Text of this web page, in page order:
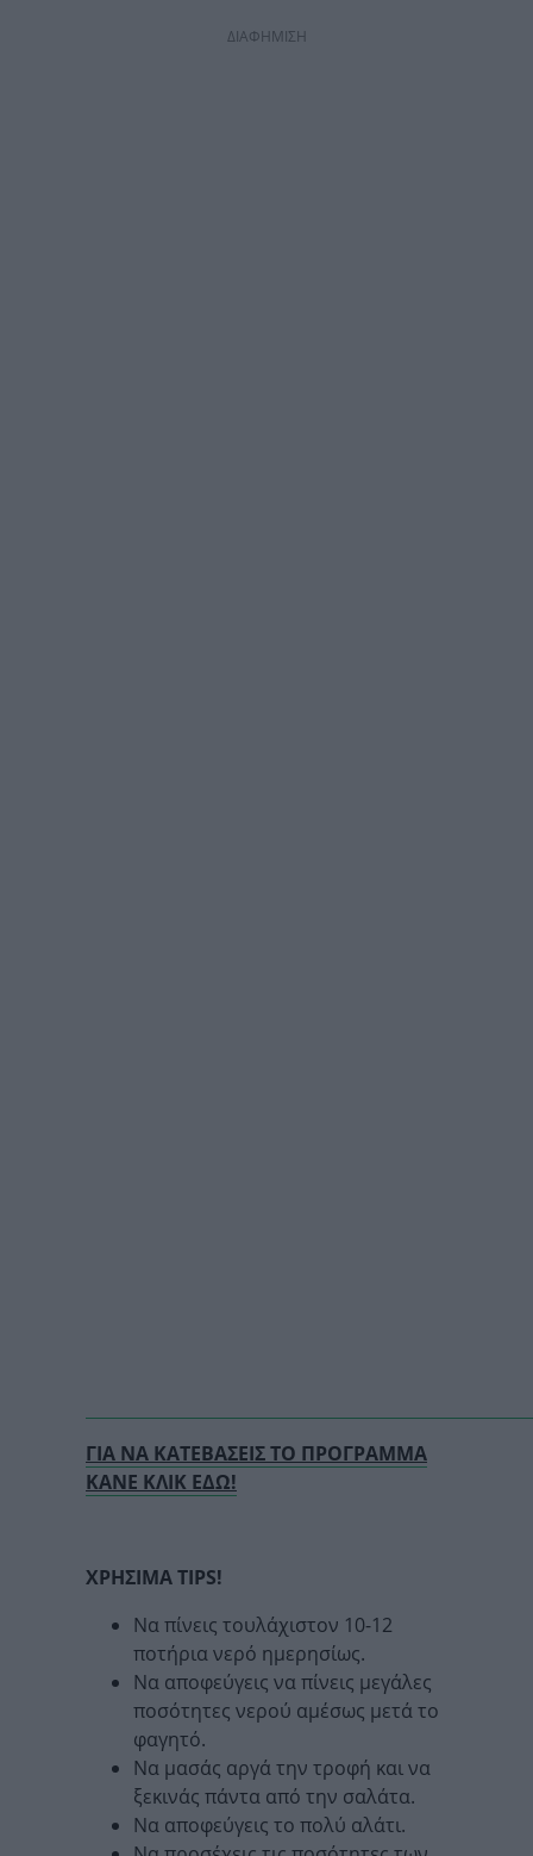
ΔΙΑΦΗΜΙΣΗ
ΓΙΑ ΝΑ ΚΑΤΕΒΑΣΕΙΣ ΤΟ ΠΡΟΓΡΑΜΜΑ
ΚΑΝΕ ΚΛΙΚ ΕΔΩ!
ΧΡΗΣΙΜΑ TIPS!
Να πίνεις τουλάχιστον 10-12
ποτήρια νερό ημερησίως.
Να αποφεύγεις να πίνεις μεγάλες
ποσότητες νερού αμέσως μετά το
φαγητό.
Να μασάς αργά την τροφή και να
ξεκινάς πάντα από την σαλάτα.
Να αποφεύγεις το πολύ αλάτι.